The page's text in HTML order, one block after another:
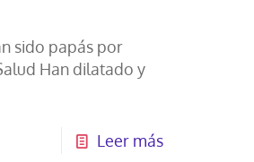
sido papás por
Han dilatado y
Leer más